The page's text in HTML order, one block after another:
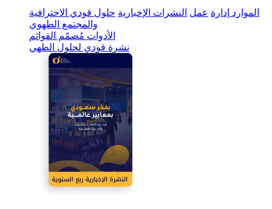
الموارد إدارة عمل النشرات الإخبارية حلول قودي الاحترافية
والمجتمع الطهوي
الأدوات مُصمّم القوائم
نشرة قودي لحلول الطهي